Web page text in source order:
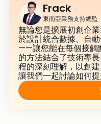
Frack
東南亞業務支持總監
無論您是擴展初創企
於設計統合數據、自
——讓您能在每個接觸
的方法結合了技術專
程的深刻理解，以創
讓我們一起討論如何提